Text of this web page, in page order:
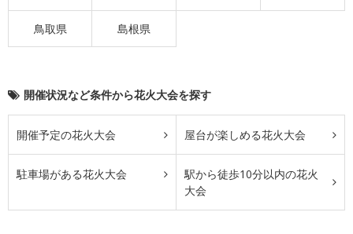
鳥取県 島根県
開催状況など条件から花火大会を探す
開催予定の花火大会 屋台が楽しめる花火大会
駐車場がある花火大会
駅から徒歩10分以内の花火
大会